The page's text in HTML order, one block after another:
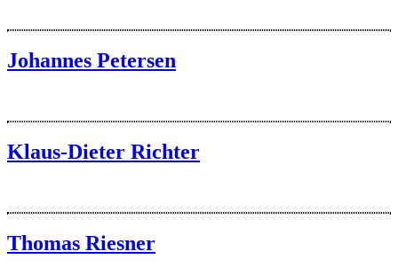
Johannes Petersen
Klaus-Dieter Richter
Thomas Riesner